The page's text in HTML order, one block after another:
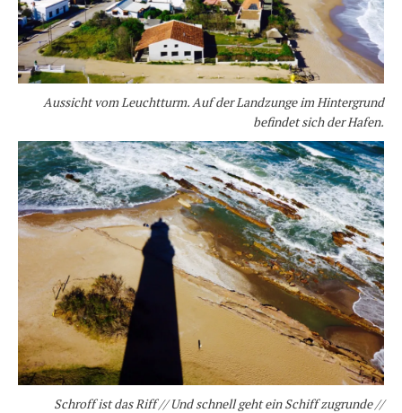
Aussicht vom Leuchtturm. Auf der Landzunge im Hintergrund
befindet sich der Hafen.
Schroff ist das Riff // Und schnell geht ein Schiff zugrunde //